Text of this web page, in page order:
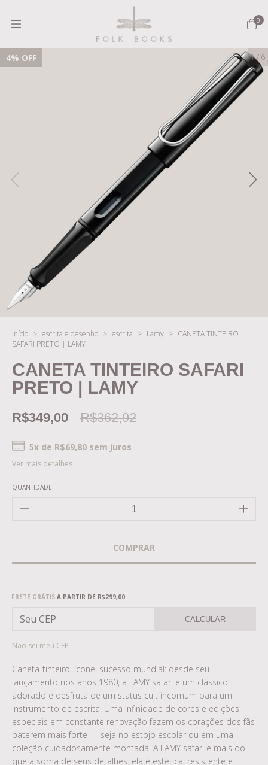
0
4% OFF 1/ 6
Início > escrita e desenho > escrita > Lamy > CANETA TINTEIRO
SAFARI PRETO | LAMY
CANETA TINTEIRO SAFARI
PRETO | LAMY
R$349,00 R$362,92
5x de R$69,80sem juros
Ver mais detalhes
QUANTIDADE
FRETE GRÁTIS A PARTIR DE R$299,00
CALCULAR
Não sei meu CEP
Caneta-tinteiro, ícone, sucesso mundial: desde seu
lançamento nos anos 1980, a LAMY safari é um clássico
adorado e desfruta de um status cult incomum para um
instrumento de escrita. Uma infinidade de cores e edições
especiais em constante renovação fazem os corações dos fãs
baterem mais forte — seja no estojo escolar ou em uma
coleção cuidadosamente montada. A LAMY safari é mais do
que a soma de seus detalhes: ela é estética, resistente e